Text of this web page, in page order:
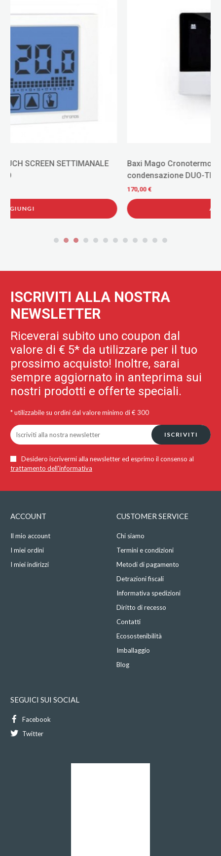
Baxi Mago Cronotermostato WI-FI per caldaie a
condensazione DUO-TEC/AVANT
AGGIUNGI
ISCRIVITI ALLA NOSTRA
NEWSLETTER
Riceverai subito uno coupon dal
valore di € 5* da utilizzare per il tuo
prossimo acquisto! Inoltre, sarai
sempre aggiornato in anteprima sui
nostri prodotti e offerte speciali.
* utilizzabile su ordini dal valore minimo di € 300
ISCRIVITI
Desidero iscrivermi alla newsletter ed esprimo il consenso al
trattamento dell'informativa
ACCOUNT
Il mio account
I miei ordini
I miei indirizzi
CUSTOMER SERVICE
Chi siamo
Termini e condizioni
Metodi di pagamento
Detrazioni fiscali
Informativa spedizioni
Diritto di recesso
Contatti
Ecosostenibilità
Imballaggio
Blog
SEGUICI SUI SOCIAL
Facebook
Twitter